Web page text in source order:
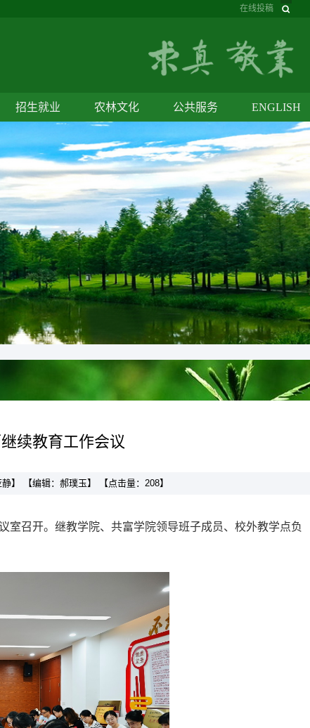
在线投稿
招生就业 农林文化 公共服务 ENGLISH
续教育工作会议
】 【编辑：郝璞玉】 【点击量： 208】
召开。继教学院、共富学院领导班子成员、校外教学点负